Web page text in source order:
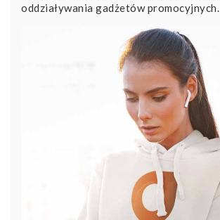
oddziaływania gadżetów promocyjnych.